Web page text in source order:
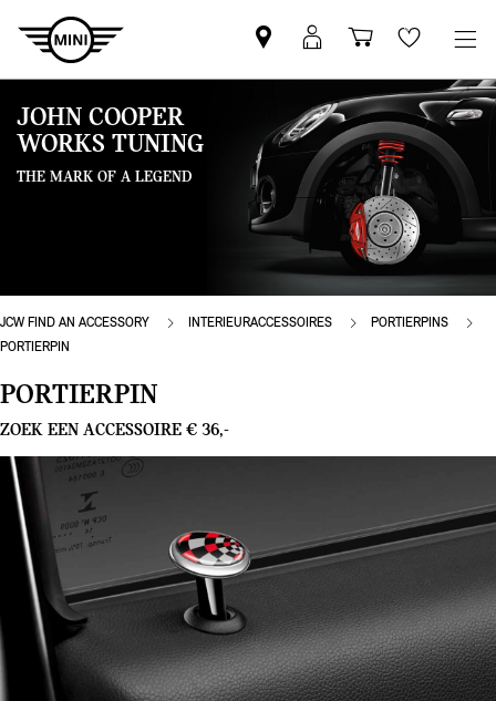
Vind
een
MINI
partner
MyMini
login
Wishlist
JOHN COOPER
WORKS TUNING
THE MARK OF A LEGEND
JCW FIND AN ACCESSORY INTERIEURACCESSOIRES
PORTIERPINS
PORTIERPIN
PORTIERPIN
ZOEK EEN ACCESSOIRE € 36,-